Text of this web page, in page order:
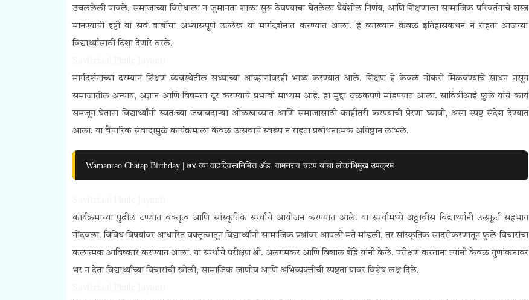
उचललेली पावले, समाजाच्या विरोधाला न जुमानता शाळा सुरू ठेवण्याचा घेतलेला धैर्यशील निर्णय, आणि शिक्षणाला सामाजिक परिवर्तनाचे शस्त्र
मानण्याची दृष्टी या सर्व बाबींचा अभ्यासपूर्ण उल्लेख या मार्गदर्शनात करण्यात आला. हे व्याख्यान केवळ इतिहासकथन न राहता आजच्या
विद्यार्थ्यांसाठी दिशा देणारे ठरले.
मार्गदर्शनाच्या दरम्यान शिक्षण व्यवस्थेतील सध्याच्या आव्हानांवरही भाष्य करण्यात आले. शिक्षण हे केवळ नोकरी मिळवण्याचे साधन नसून
समाजातील अन्याय, अज्ञान आणि विषमता दूर करण्याचे प्रभावी माध्यम आहे, हा मुद्दा ठळकपणे मांडण्यात आला. सावित्रीआई फुले यांचे कार्य
समजून घेताना विद्यार्थ्यांनी स्वतःच्या जबाबदाऱ्या ओळखाव्यात आणि समाजासाठी काहीतरी करण्याची प्रेरणा घ्यावी, असा स्पष्ट संदेश देण्यात
आला. या वैचारिक संवादामुळे कार्यक्रमाला केवळ उत्सवाचे स्वरूप न राहता प्रबोधनात्मक अधिष्ठान लाभले.
Wamanrao Chatap Birthday | ७४ व्या वाढदिवसानिमित्त ॲड. वामनराव चटप यांचा लोकाभिमुख उपक्रम
कार्यक्रमाच्या पुढील टप्प्यात वक्तृत्व आणि सांस्कृतिक स्पर्धांचे आयोजन करण्यात आले. या स्पर्धांमध्ये अठ्ठावीस विद्यार्थ्यांनी उत्स्फूर्त सहभाग
नोंदवला. विविध विषयांवर आधारित वक्तृत्वातून विद्यार्थ्यांनी सामाजिक प्रश्नांवर आपली मते मांडली, तर सांस्कृतिक सादरीकरणातून फुले विचारांचा
कलात्मक आविष्कार करण्यात आला. या स्पर्धांचे परीक्षण श्री. अलगमकर आणि विशाल शेंडे यांनी केले. परीक्षण करताना त्यांनी केवळ गुणांकनावर
भर न देता विद्यार्थ्यांच्या विचारांची खोली, सामाजिक जाणीव आणि अभिव्यक्तीची स्पष्टता यावर विशेष लक्ष दिले.